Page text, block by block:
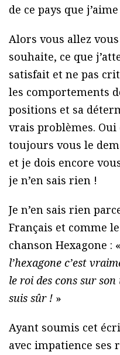
de ce pays que
Alors vous allez
souhaite, ce que
satisfait et ne pas
les comportements
positions et sa
vrais problèmes.
toujours vous le
et je dois encore
je n’en sais rien !
Je n’en sais rien
Français et comme
chanson Hexagone : «
l’hexagone c’est
le roi des cons sur
suis sûr ! »
Ayant soumis cet
avec impatience ses